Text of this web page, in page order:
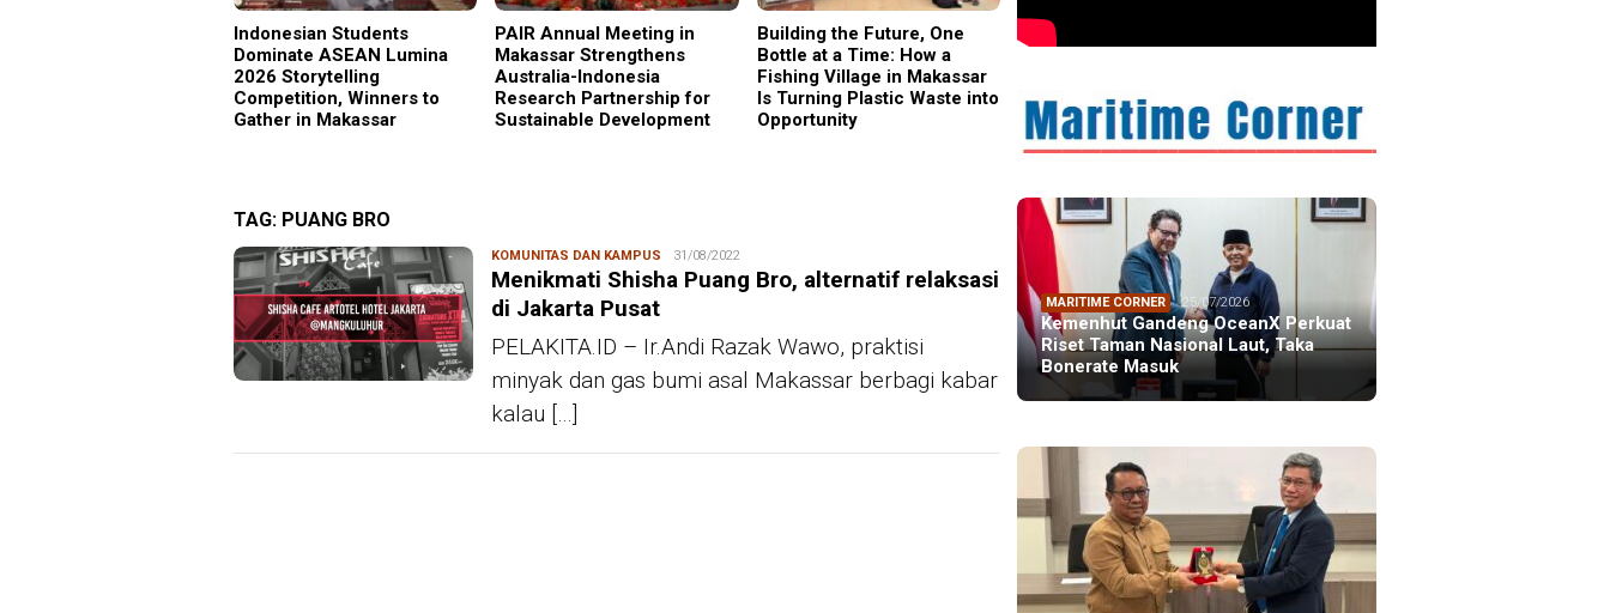
Indonesian Students
Dominate ASEAN Lumina
2026 Storytelling
Competition, Winners to
Gather in Makassar
PAIR Annual Meeting in
Makassar Strengthens
Australia-Indonesia
Research Partnership for
Sustainable Development
Building the Future, One
Bottle at a Time: How a
Fishing Village in Makassar
Is Turning Plastic Waste into
Opportunity
Why Cristiano Ronaldo
TAG: PUANG BRO
KOMUNITAS DAN KAMPUS Redaksi
31/08/2022
Menikmati Shisha Puang Bro, alternatif relaksasi
di Jakarta Pusat
PELAKITA.ID – Ir.Andi Razak Wawo, praktisi
minyak dan gas bumi asal Makassar berbagi kabar
kalau […]
MARITIME CORNER 25/07/2026
Kemenhut Gandeng OceanX Perkuat
Riset Taman Nasional Laut, Taka
Bonerate Masuk